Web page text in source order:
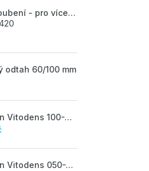
Svěrné šroubení - pro vícevrstvé potrubí ALPEX - 16x2 ALU-EK
odtah 60/100 mm
Viessmann Vitodens 100-W, 19 kW
Viessmann Vitodens 050-W, 19 kW, TUV